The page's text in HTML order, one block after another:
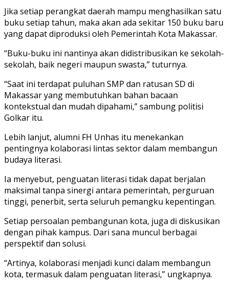
Jika setiap perangkat daerah mampu menghasilkan satu
buku setiap tahun, maka akan ada sekitar 150 buku baru
yang dapat diproduksi oleh Pemerintah Kota Makassar.
“Buku-buku ini nantinya akan didistribusikan ke sekolah-
sekolah, baik negeri maupun swasta,” tuturnya.
“Saat ini terdapat puluhan SMP dan ratusan SD di
Makassar yang membutuhkan bahan bacaan
kontekstual dan mudah dipahami,” sambung politisi
Golkar itu.
Lebih lanjut, alumni FH Unhas itu menekankan
pentingnya kolaborasi lintas sektor dalam membangun
budaya literasi.
Ia menyebut, penguatan literasi tidak dapat berjalan
maksimal tanpa sinergi antara pemerintah, perguruan
tinggi, penerbit, serta seluruh pemangku kepentingan.
Setiap persoalan pembangunan kota, juga di diskusikan
dengan pihak kampus. Dari sana muncul berbagai
perspektif dan solusi.
“Artinya, kolaborasi menjadi kunci dalam membangun
kota, termasuk dalam penguatan literasi,” ungkapnya.